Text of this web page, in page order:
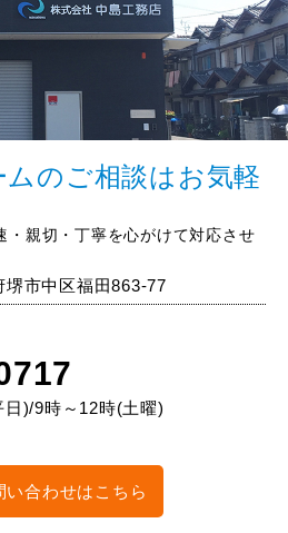
のご相談はお気軽
・親切・丁寧を心がけて対応させ
市中区福田863-77
)/9時～12時(土曜)
い合わせはこちら